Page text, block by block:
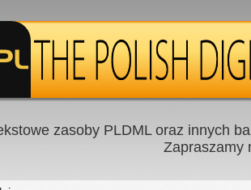
zasoby PLDML oraz innych
Zapraszamy